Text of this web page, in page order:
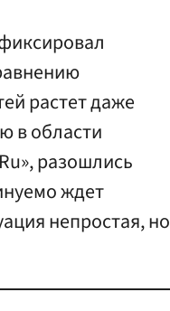
растет даже
в области
разошлись
ждет
непростая, но